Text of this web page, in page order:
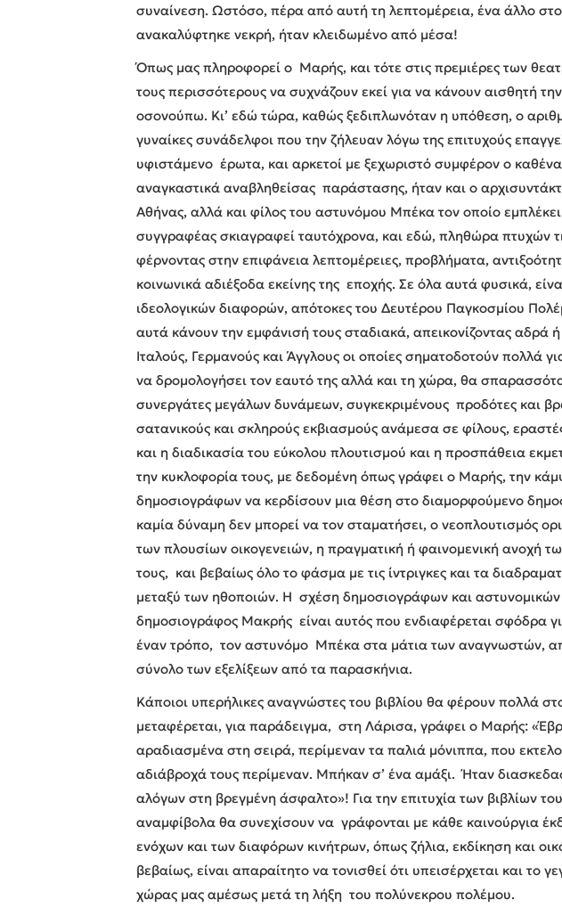
συναίνεση. Ωστόσο, πέρα από αυτή τη λεπτομέρεια, ένα άλλο
ανακαλύφτηκε νεκρή, ήταν κλειδωμένο από μέσα!
Όπως μας πληροφορεί ο Μαρής, και τότε στις πρεμιέρες των
τους περισσότερους να συχνάζουν εκεί για να κάνουν αισθητή
οσονούπω. Κι’ εδώ τώρα, καθώς ξεδιπλωνόταν η υπόθεση, ο
γυναίκες συνάδελφοι που την ζήλευαν λόγω της επιτυχούς
υφιστάμενο έρωτα, και αρκετοί με ξεχωριστό συμφέρον ο
αναγκαστικά αναβληθείσας παράστασης, ήταν και ο
Αθήνας, αλλά και φίλος του αστυνόμου Μπέκα τον οποίο
συγγραφέας σκιαγραφεί ταυτόχρονα, και εδώ, πληθώρα πτυχών
φέρνοντας στην επιφάνεια λεπτομέρειες, προβλήματα,
κοινωνικά αδιέξοδα εκείνης της εποχής. Σε όλα αυτά φυσικά,
ιδεολογικών διαφορών, απότοκες του Δευτέρου Παγκοσμίου
αυτά κάνουν την εμφάνισή τους σταδιακά, απεικονίζοντας αδρά
Ιταλούς, Γερμανούς και Άγγλους οι οποίες σηματοδοτούν
να δρομολογήσει τον εαυτό της αλλά και τη χώρα, θα
συνεργάτες μεγάλων δυνάμεων, συγκεκριμένους προδότες και
σατανικούς και σκληρούς εκβιασμούς ανάμεσα σε φίλους,
και η διαδικασία του εύκολου πλουτισμού και η προσπάθεια
την κυκλοφορία τους, με δεδομένη όπως γράφει ο Μαρής, την
δημοσιογράφων να κερδίσουν μια θέση στο διαμορφούμενο
καμία δύναμη δεν μπορεί να τον σταματήσει, ο νεοπλουτισμός
των πλουσίων οικογενειών, η πραγματική ή φαινομενική ανοχή
τους, και βεβαίως όλο το φάσμα με τις ίντριγκες και τα
μεταξύ των ηθοποιών. Η σχέση δημοσιογράφων και
δημοσιογράφος Μακρής είναι αυτός που ενδιαφέρεται σφόδρα
έναν τρόπο, τον αστυνόμο Μπέκα στα μάτια των αναγνωστών,
σύνολο των εξελίξεων από τα παρασκήνια.
Κάποιοι υπερήλικες αναγνώστες του βιβλίου θα φέρουν πολλά
μεταφέρεται, για παράδειγμα, στη Λάρισα, γράφει ο Μαρής:
αραδιασμένα στη σειρά, περίμεναν τα παλιά μόνιππα, που
αδιάβροχά τους περίμεναν. Μπήκαν σ’ ένα αμάξι. Ήταν
αλόγων στη βρεγμένη άσφαλτο»! Για την επιτυχία των βιβλίων
αναμφίβολα θα συνεχίσουν να γράφονται με κάθε καινούργια
ενόχων και των διαφόρων κινήτρων, όπως ζήλια, εκδίκηση και
βεβαίως, είναι απαραίτητο να τονισθεί ότι υπεισέρχεται και
χώρας μας αμέσως μετά τη λήξη του πολύνεκρου πολέμου.